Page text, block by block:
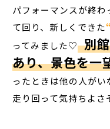
パフォーマンスが終
て回り、新しくできた
ってみました♡ 別
あり、景色を一
ったときは他の人が
走り回って気持ちよさ